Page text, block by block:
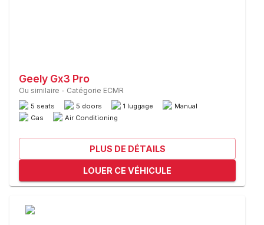
Geely Gx3 Pro
Ou similaire - Catégorie ECMR
5 seats 5 doors 1 luggage
Manual
Gas
Air Conditioning
PLUS DE DÉTAILS
LOUER CE VÉHICULE